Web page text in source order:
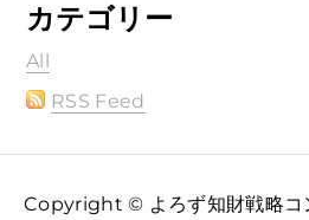
カテゴリー
All
RSS Feed
Copyright © よろず知財戦略コ